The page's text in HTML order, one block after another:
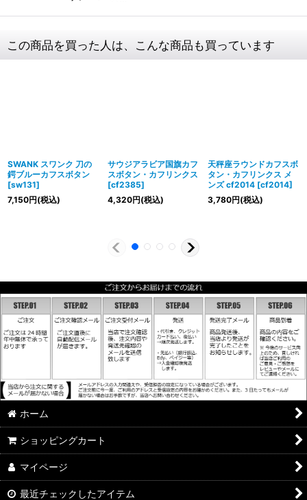
この商品を買った人は、こんな商品も買っています
SWANK スワンク 刀の
鍔ブルーカフスボタン
[sw131]
7,150円(税込)
サウジアラビア国旗カフ
スボタン・カフリンクス
[cf2385]
4,320円(税込)
天秤座ラウンドカフスボ
タン・カフリンクス メ
ンズ cf2014 [cf2014]
3,780円(税込)
ホーム
ショッピングカート
マイページ
最近チェックしたアイテム